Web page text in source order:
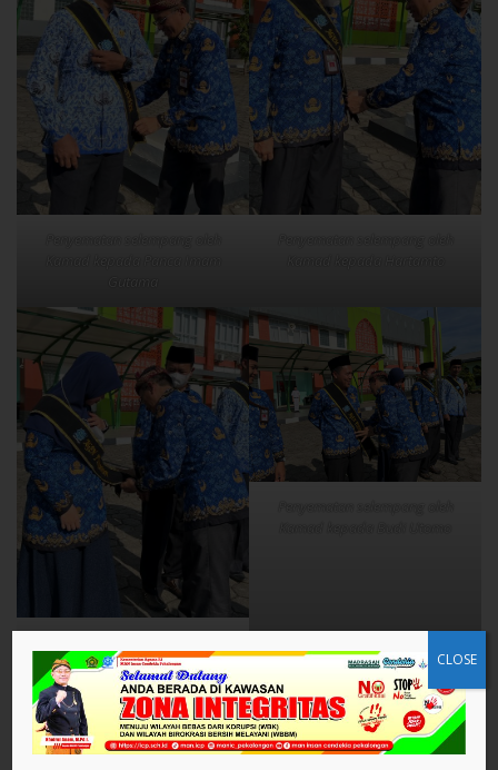
Penyematan selempang oleh
Kamad kepada Panca Imam
Penyematan selempang oleh
Kamad kepada Hartamto
Penyematan selempang oleh
Kamad kepada Dini Yuniar
Penyematan selempang oleh
Kamad kepada Budi Utomo
CLOSE